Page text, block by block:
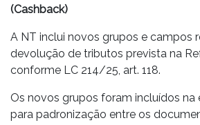
(Cashback)
A NT inclui novos grupos e campos
devolução de tributos prevista na
conforme LC 214/25, art. 118.
Os novos grupos foram incluídos na
para padronização entre os